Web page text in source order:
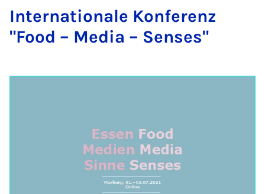
In­ter­na­tionale Kon­fer­enz
"Food – Me­dia – Senses"